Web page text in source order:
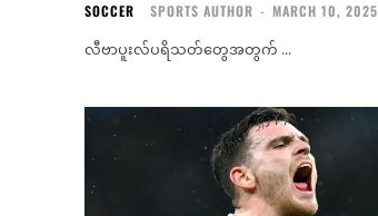
SOCCER SPORTS AUTHOR - MARCH 10, 2025
လီဗာပူးလ်ပရိသတ်တွေအတွက် ...